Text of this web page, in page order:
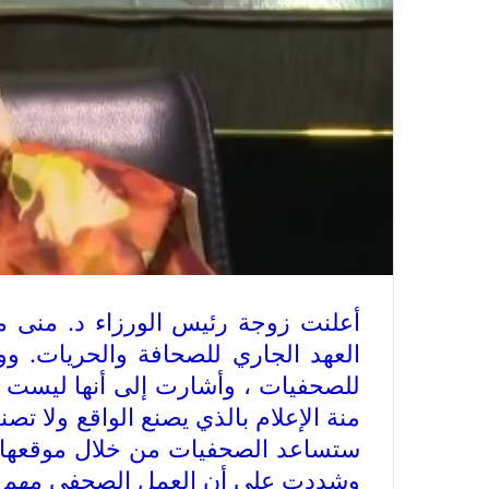
أعلنت زوجة رئيس الورزاء د. منى
العهد الجاري للصحافة
للصحفيات ، وأشارت إلى أنها
منة الإعلام بالذي يصنع الواقع
ستساعد الصحفيات من خلال موقعها
وشددت على أن العمل الصحفي مهم